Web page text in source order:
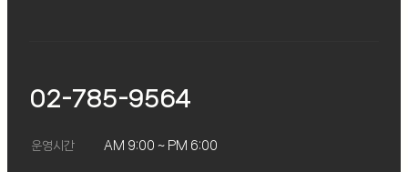
02-785-9564
운영시간 AM 9:00 ~ PM 6:00